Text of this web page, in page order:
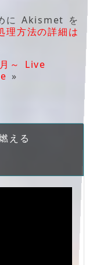
に Akismet を
理方法の詳細は
～ Live
»
える